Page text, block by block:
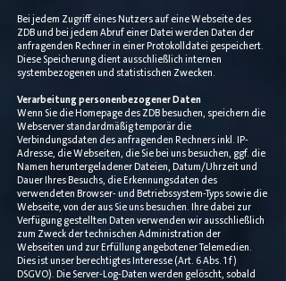
Bei jedem Zugriff eines Nutzers auf eine Webseite des
ZDB und bei jedem Abruf einer Datei werden Daten der
anfragenden Rechner in einer Protokolldatei gespeichert.
Diese Speicherung dient ausschließlich internen
systembezogenen und statistischen Zwecken.
Verarbeitung personenbezogener Daten
Wenn Sie die Homepage des ZDB besuchen, speichern die
Webserver standardmäßig temporär die
Verbindungsdaten des anfragenden Rechners inkl. IP-
Adresse, die Webseiten, die Sie bei uns besuchen, ggf. die
Namen heruntergeladener Dateien, Datum/Uhrzeit und
Dauer Ihres Besuchs, die Erkennungsdaten des
verwendeten Browser- und Betriebssystem-Typs sowie die
Webseite, von der aus Sie uns besuchen. Ihre dabei zur
Verfügung gestellten Daten verwenden wir ausschließlich
zum Zweck der technischen Administration der
Webseiten und zur Erfüllung angebotener Telemedien.
Dies ist unser berechtigtes Interesse (Art. 6 Abs. 1 f)
DSGVO). Die Server-Log-Daten werden gelöscht, sobald